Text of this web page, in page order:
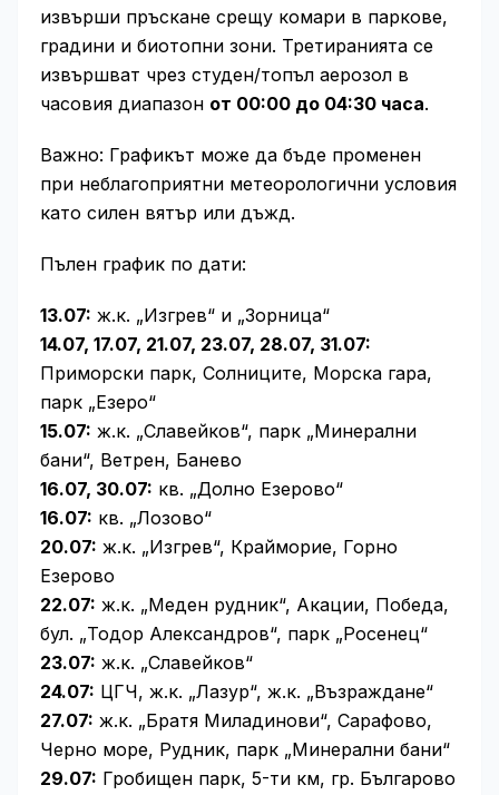
извърши пръскане срещу комари в паркове,
градини и биотопни зони. Третиранията се
извършват чрез студен/топъл аерозол в
часовия диапазон от 00:00 до 04:30 часа.
Важно: Графикът може да бъде променен
при неблагоприятни метеорологични условия
като силен вятър или дъжд.
Пълен график по дати:
13.07: ж.к. „Изгрев“ и „Зорница“
14.07, 17.07, 21.07, 23.07, 28.07, 31.07:
Приморски парк, Солниците, Морска гара,
парк „Езеро“
15.07: ж.к. „Славейков“, парк „Минерални
бани“, Ветрен, Банево
16.07, 30.07: кв. „Долно Езерово“
16.07: кв. „Лозово“
20.07: ж.к. „Изгрев“, Крайморие, Горно
Езерово
22.07: ж.к. „Меден рудник“, Акации, Победа,
бул. „Тодор Александров“, парк „Росенец“
23.07: ж.к. „Славейков“
24.07: ЦГЧ, ж.к. „Лазур“, ж.к. „Възраждане“
27.07: ж.к. „Братя Миладинови“, Сарафово,
Черно море, Рудник, парк „Минерални бани“
29.07: Гробищен парк, 5-ти км, гр. Българово